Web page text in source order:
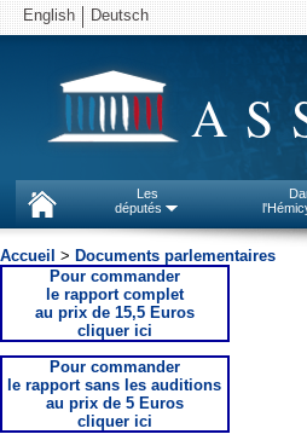
English Deutsch
Les
députés
Accueil > Documents parlementaires
Pour commander
le rapport complet
au prix de 15,5 Euros
cliquer ici
Pour commander
le rapport sans les auditions
au prix de 5 Euros
cliquer ici